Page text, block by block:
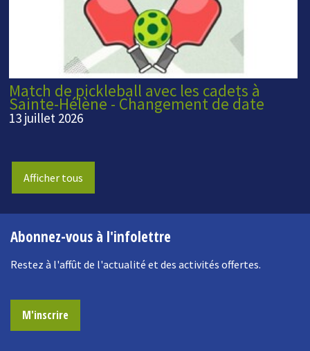
Match de pickleball avec les cadets à
Sainte-Hélène - Changement de date
13 juillet 2026
Afficher tous
Abonnez-vous à l'infolettre
Restez à l'affût de l'actualité et des activités offertes.
M'inscrire